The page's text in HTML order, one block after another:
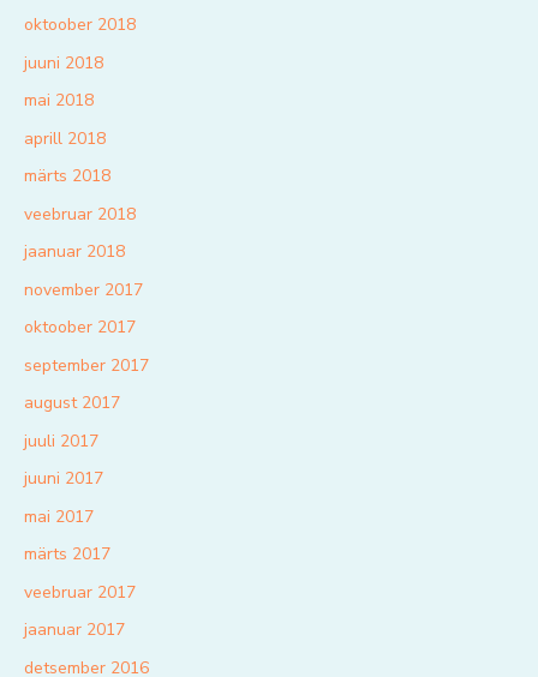
oktoober 2018
juuni 2018
mai 2018
aprill 2018
märts 2018
veebruar 2018
jaanuar 2018
november 2017
oktoober 2017
september 2017
august 2017
juuli 2017
juuni 2017
mai 2017
märts 2017
veebruar 2017
jaanuar 2017
detsember 2016